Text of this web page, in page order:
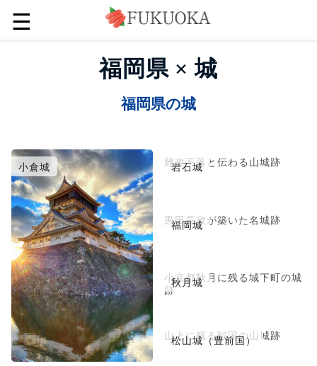
☰
福岡県 × 城
福岡県の城
小倉城 岩石城
難攻不落と伝わる山城跡
福岡城
黒田長政が築いた名城跡
秋月城
小京都秋月に残る城下町の城
跡
松山城（豊前国）
山上に残る戦国の山城跡